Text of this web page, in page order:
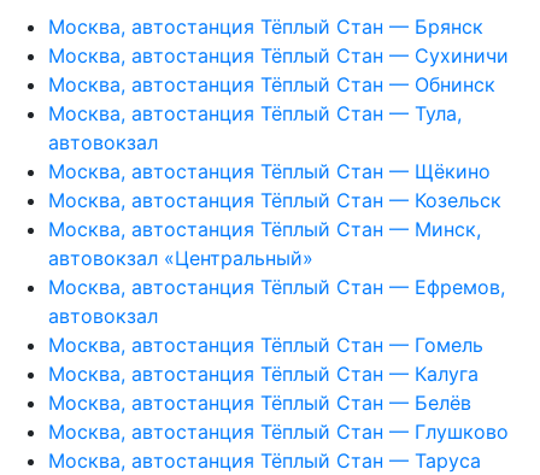
Москва, автостанция Тёплый Стан — Брянск
Москва, автостанция Тёплый Стан — Сухиничи
Москва, автостанция Тёплый Стан — Обнинск
Москва, автостанция Тёплый Стан — Тула,
автовокзал
Москва, автостанция Тёплый Стан — Щёкино
Москва, автостанция Тёплый Стан — Козельск
Москва, автостанция Тёплый Стан — Минск,
автовокзал «Центральный»
Москва, автостанция Тёплый Стан — Ефремов,
автовокзал
Москва, автостанция Тёплый Стан — Гомель
Москва, автостанция Тёплый Стан — Калуга
Москва, автостанция Тёплый Стан — Белёв
Москва, автостанция Тёплый Стан — Глушково
Москва, автостанция Тёплый Стан — Таруса